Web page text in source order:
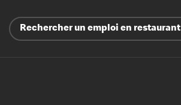
Rechercher un emploi en restaurant